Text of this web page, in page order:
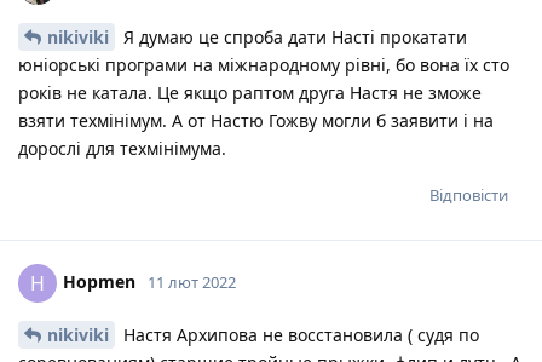
nikiviki
Я думаю це спроба дати Насті прокатати
юніорські програми на міжнародному рівні, бо вона їх сто
років не катала. Це якщо раптом друга Настя не зможе
взяти техмінімум. А от Настю Гожву могли б заявити і на
дорослі для техмінімума.
Відповісти
H Hopmen 11 лют 2022
nikiviki
Настя Архипова не восстановила ( судя по